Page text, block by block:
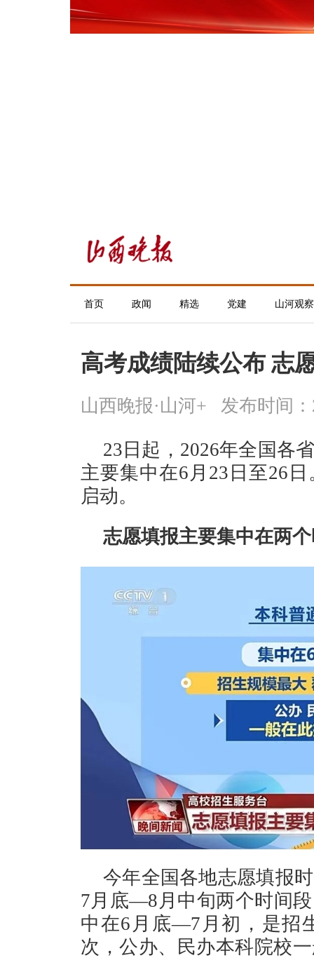
首页 政闻 精选 党建 山河观察
高考成绩陆续公布 志
山西晚报·山河+ 发布时间：
23日起，2026年全国各
主要集中在6月23日至26
启动。
志愿填报主要集中在两
今年全国各地志愿填报
7月底—8月中旬两个时间
中在6月底—7月初，是招
次，公办、民办本科院校